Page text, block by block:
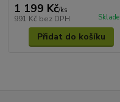
1 199 Kč/ks
991 Kč bez DPH
Přidat do košíku